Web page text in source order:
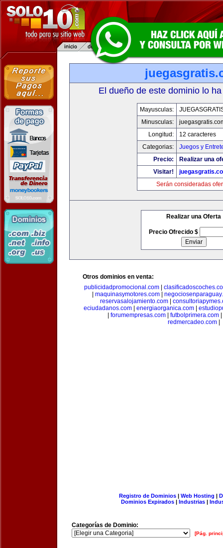
El dueño de este dominio lo
Mayusculas:
Minusculas:
Longitud:
12 caracteres
Categorias:
Juegos y
Precio:
Realizar una
Visitar!
Serán consideradas
Realizar una Oferta
Precio Ofrecido $
Otros dominios en venta:
publicidadpromocional.com|
maquinasymotores.com|
reservasalojamiento.com
eciudadanos.com| energiaorganica.com|
forumempresas.com futbolprimera.com
redmercadeo.com|
Registro de Dominios| Web Hosting |
Dominios Expirados | Industrias |
Categorías de Dominio:
[Pág.